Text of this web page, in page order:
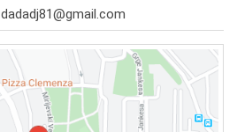
dadadj81@gmail.com